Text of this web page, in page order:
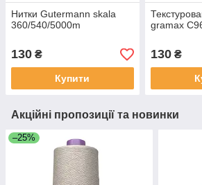
Нитки Gutermann skala
360/540/5000m
130 ₴
Купити
gramax
130₴
Акційні пропозиції та новинки
–25%